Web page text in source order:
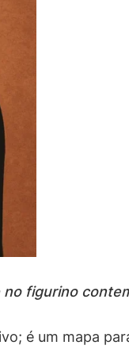
figurino
é um mapa